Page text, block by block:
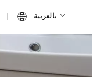
بالعربية